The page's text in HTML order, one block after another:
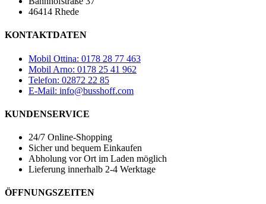
46414 Rhede
KONTAKTDATEN
Mobil Ottina: 0178 28 77 463
Mobil Arno: 0178 25 41 962
Telefon: 02872 22 85
E-Mail: info@busshoff.com
KUNDENSERVICE
24/7 Online-Shopping
Sicher und bequem Einkaufen
Abholung vor Ort im Laden möglich
Lieferung innerhalb 2-4 Werktage
ÖFFNUNGSZEITEN